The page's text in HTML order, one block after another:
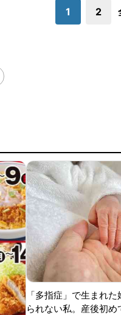
1 2
「多指症」で生まれ
られない私。産後初